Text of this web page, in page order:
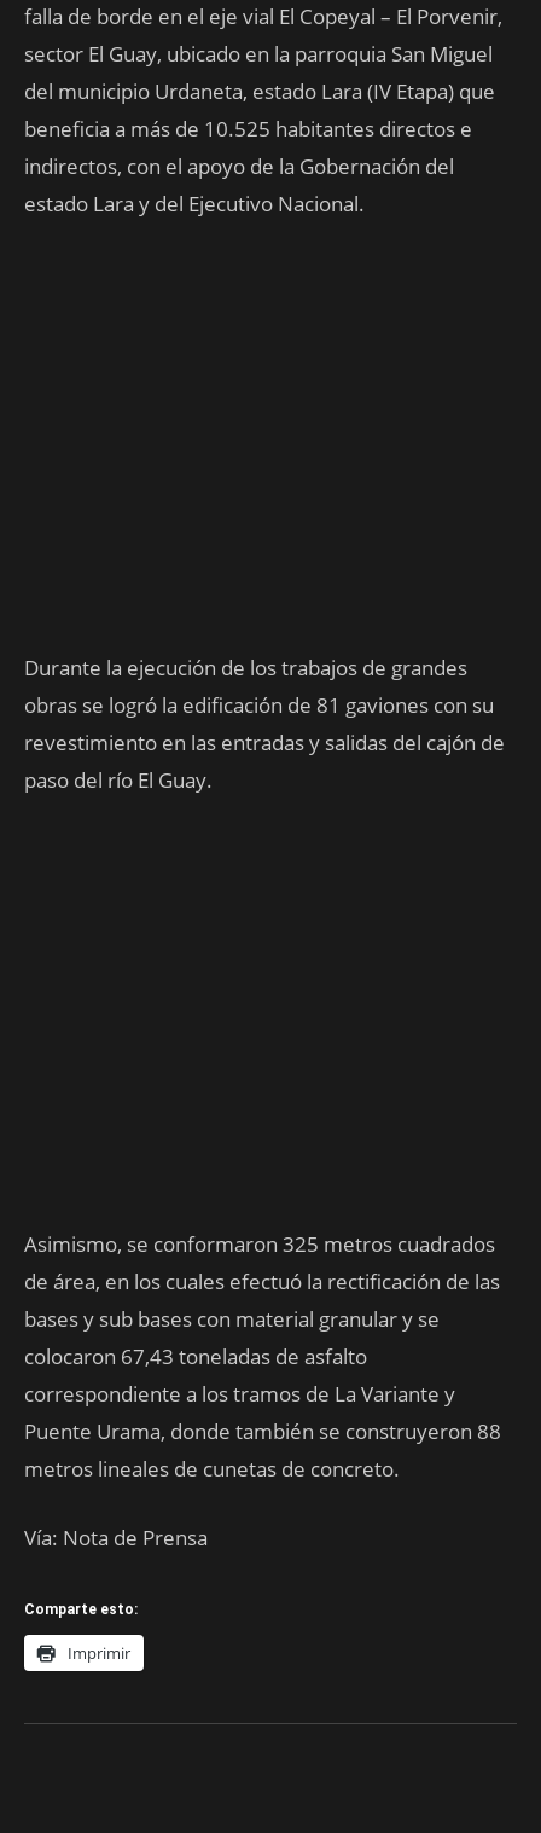
falla de borde en el eje vial El Copeyal – El Porvenir,
sector El Guay, ubicado en la parroquia San Miguel
del municipio Urdaneta, estado Lara (IV Etapa) que
beneficia a más de 10.525 habitantes directos e
indirectos, con el apoyo de la Gobernación del
estado Lara y del Ejecutivo Nacional.
Durante la ejecución de los trabajos de grandes
obras se logró la edificación de 81 gaviones con su
revestimiento en las entradas y salidas del cajón de
paso del río El Guay.
Asimismo, se conformaron 325 metros cuadrados
de área, en los cuales efectuó la rectificación de las
bases y sub bases con material granular y se
colocaron 67,43 toneladas de asfalto
correspondiente a los tramos de La Variante y
Puente Urama, donde también se construyeron 88
metros lineales de cunetas de concreto.
Vía: Nota de Prensa
Comparte esto:
Imprimir